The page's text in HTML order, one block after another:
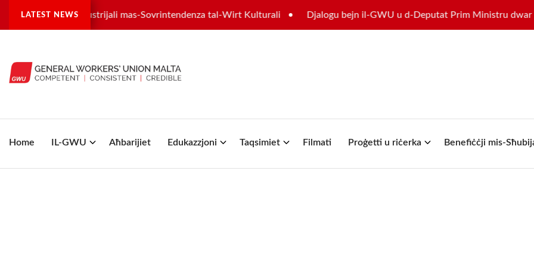
LATEST NEWS
tilwima industrijali mas-Sovrintendenza tal-Wirt Kulturali Djalogu bejn il-GWU u d-Deputat Prim Ministru dwar il-
Home IL-GWU Aħbarijiet Edukazzjoni Taqsimiet Filmati Proġetti u riċerka Benefiċċji mis-